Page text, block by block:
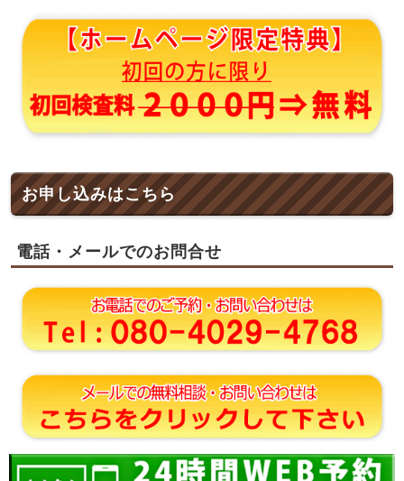
お申し込みはこちら
電話・メールでのお問合せ